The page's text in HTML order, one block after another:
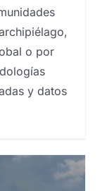
o por
y datos